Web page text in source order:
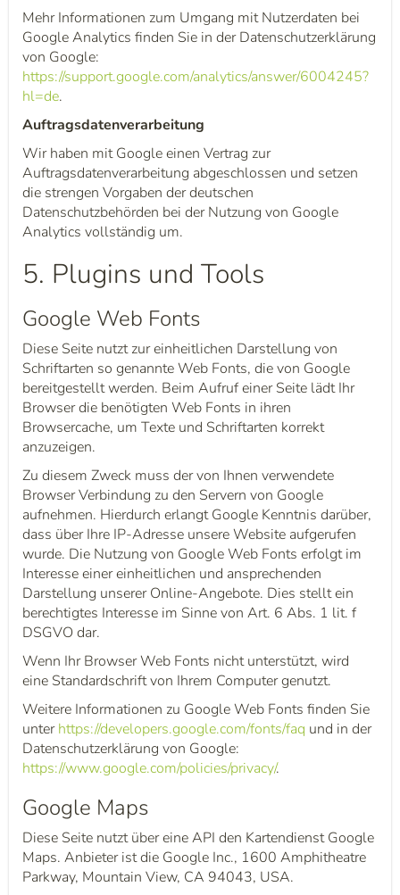
Mehr Informationen zum Umgang mit Nutzerdaten bei
Google Analytics finden Sie in der Datenschutzerklärung
von Google:
https://support.google.com/analytics/answer/6004245?
hl=de.
Auftragsdatenverarbeitung
Wir haben mit Google einen Vertrag zur
Auftragsdatenverarbeitung abgeschlossen und setzen
die strengen Vorgaben der deutschen
Datenschutzbehörden bei der Nutzung von Google
Analytics vollständig um.
5. Plugins und Tools
Google Web Fonts
Diese Seite nutzt zur einheitlichen Darstellung von
Schriftarten so genannte Web Fonts, die von Google
bereitgestellt werden. Beim Aufruf einer Seite lädt Ihr
Browser die benötigten Web Fonts in ihren
Browsercache, um Texte und Schriftarten korrekt
anzuzeigen.
Zu diesem Zweck muss der von Ihnen verwendete
Browser Verbindung zu den Servern von Google
aufnehmen. Hierdurch erlangt Google Kenntnis darüber,
dass über Ihre IP-Adresse unsere Website aufgerufen
wurde. Die Nutzung von Google Web Fonts erfolgt im
Interesse einer einheitlichen und ansprechenden
Darstellung unserer Online-Angebote. Dies stellt ein
berechtigtes Interesse im Sinne von Art. 6 Abs. 1 lit. f
DSGVO dar.
Wenn Ihr Browser Web Fonts nicht unterstützt, wird
eine Standardschrift von Ihrem Computer genutzt.
Weitere Informationen zu Google Web Fonts finden Sie
unterhttps://developers.google.com/fonts/faq und in der
Datenschutzerklärung von Google:
https://www.google.com/policies/privacy/.
Google Maps
Diese Seite nutzt über eine API den Kartendienst Google
Maps. Anbieter ist die Google Inc., 1600 Amphitheatre
Parkway, Mountain View, CA 94043, USA.